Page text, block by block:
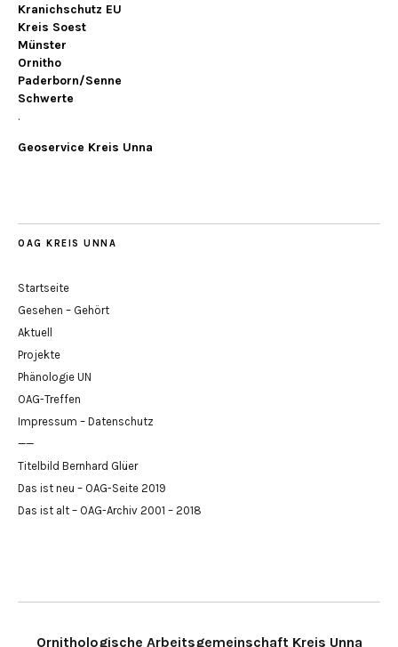
Kranichschutz EU
Kreis Soest
Münster
Ornitho
Paderborn/Senne
Schwerte
.
Geoservice Kreis Unna
OAG KREIS UNNA
Startseite
Gesehen – Gehört
Aktuell
Projekte
Phänologie UN
OAG-Treffen
Impressum – Datenschutz
——
Titelbild Bernhard Glüer
Das ist neu – OAG-Seite 2019
Das ist alt – OAG-Archiv 2001 – 2018
Ornithologische Arbeitsgemeinschaft Kreis Unna